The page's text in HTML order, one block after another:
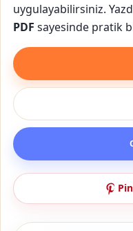
uygulayabilirsiniz.
PDF sayesinde pratik